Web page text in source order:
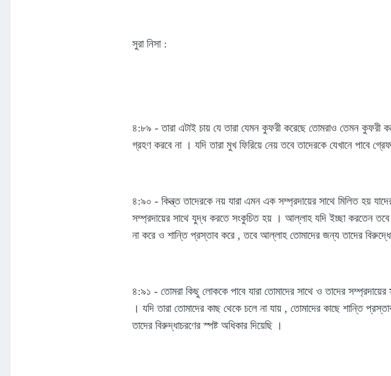
সুরা নিসা :
৪:৮৯ - তারা এটাই চায় যে তারা যেমন কুফরী করেছে তোমরাও তেমন
গ্রহণ করবে না । যদি তারা মুখ ফিরিয়ে নেয় তবে তাদেরকে যেখানে পাবে
৪:৯০ - কিন্ত্ত তাদেরকে নয় যারা এমন এক সম্প্রদায়ের সাথে মিলিত হয়
সম্প্রদায়ের সাথে যুদ্ধ করতে সংকুচিত হয় । আল্লাহ যদি ইচ্ছা করতেন তবে
না করে ও শান্তি প্রস্তাব করে , তবে আল্লাহ তোমাদের জন্য তাদের
৪:৯১ - তোমরা কিছু লোককে পাবে যারা তোমাদের সাথে ও তাদের
। যদি তারা তোমাদের কাছ থেকে চলে না যায় , তোমাদের কাছে শান্তি
তাদের বিরুদ্ধাচরণের স্পষ্ট অধিকার দিয়েছি ।